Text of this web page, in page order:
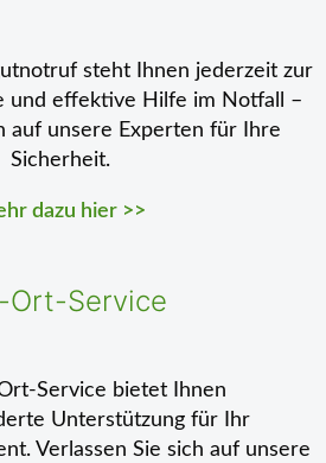
steht Ihnen jederzeit zur
und effektive Hilfe im Notfall –
auf unsere Experten für Ihre
Sicherheit.
dazu hier >>
Ort-Service
Service bietet Ihnen
Unterstützung für Ihr
Verlassen Sie sich auf unsere